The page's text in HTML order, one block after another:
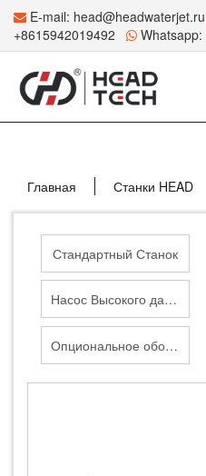
E-mail: head@headwaterjet.ru
+8615942019492
Whatsapp:
Главная Станки HEAD
Стандартный Станок
Насос Высокого давления
Опциональное оборудование